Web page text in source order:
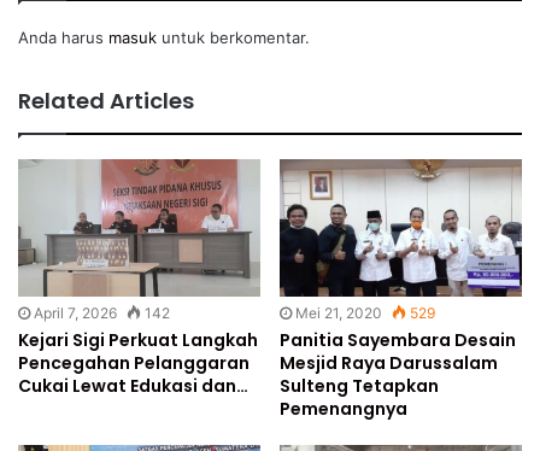
Anda harus masuk untuk berkomentar.
Related Articles
April 7, 2026 142
Kejari Sigi Perkuat Langkah
Pencegahan Pelanggaran
Cukai Lewat Edukasi dan…
Mei 21, 2020 529
Panitia Sayembara Desain
Mesjid Raya Darussalam
Sulteng Tetapkan
Pemenangnya